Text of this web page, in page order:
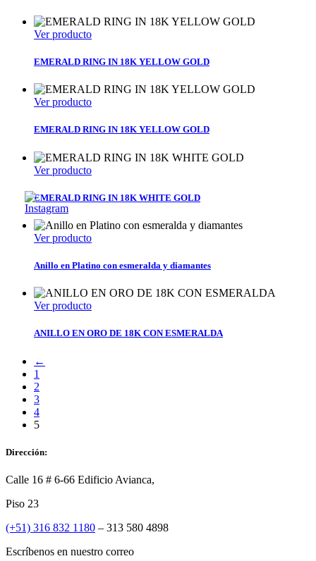
Ver producto
EMERALD RING IN 18K YELLOW GOLD
Ver producto
EMERALD RING IN 18K YELLOW GOLD
Ver producto
EMERALD RING IN 18K WHITE GOLD
Ver producto
Anillo en Platino con esmeralda y diamantes
Ver producto
ANILLO EN ORO DE 18K CON ESMERALDA
←
1
2
3
4
5
Dirección:
Calle 16 # 6-66 Edificio Avianca,
Piso 23
(+51) 316 832 1180 – 313 580 4898
Escríbenos en nuestro correo